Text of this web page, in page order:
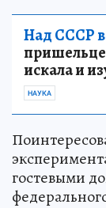
Над СССР
искала и
НАУКА
гостевыми